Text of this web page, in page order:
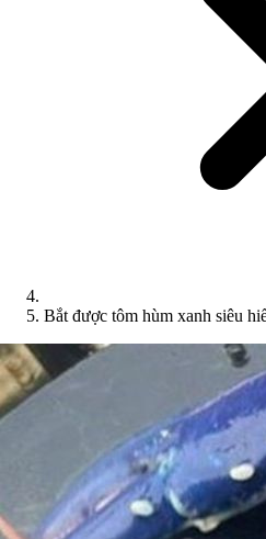
Bắt được tôm hùm xanh siêu